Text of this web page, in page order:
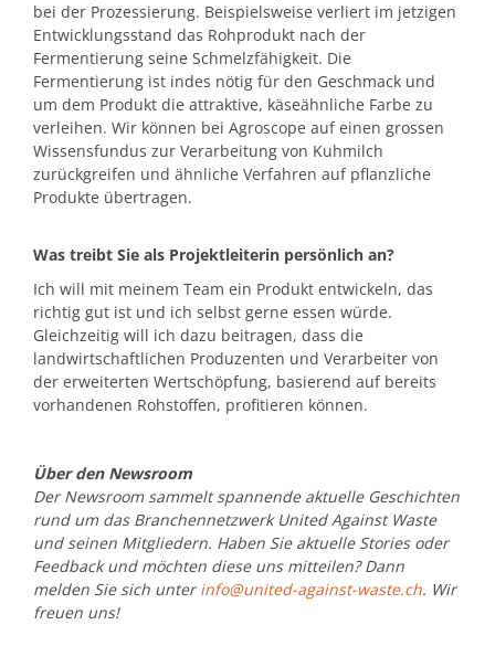
bei der Prozessierung. Beispielsweise verliert im jetzigen
Entwicklungsstand das Rohprodukt nach der
Fermentierung seine Schmelzfähigkeit. Die
Fermentierung ist indes nötig für den Geschmack und
um dem Produkt die attraktive, käseähnliche Farbe zu
verleihen. Wir können bei Agroscope auf einen grossen
Wissensfundus zur Verarbeitung von Kuhmilch
zurückgreifen und ähnliche Verfahren auf pflanzliche
Produkte übertragen.
Was treibt Sie als Projektleiterin persönlich an?
Ich will mit meinem Team ein Produkt entwickeln, das
richtig gut ist und ich selbst gerne essen würde.
Gleichzeitig will ich dazu beitragen, dass die
landwirtschaftlichen Produzenten und Verarbeiter von
der erweiterten Wertschöpfung, basierend auf bereits
vorhandenen Rohstoffen, profitieren können.
Über den Newsroom
Der Newsroom sammelt spannende aktuelle Geschichten
rund um das Branchennetzwerk United Against Waste
und seinen Mitgliedern. Haben Sie aktuelle Stories oder
Feedback und möchten diese uns mitteilen? Dann
melden Sie sich unterinfo@united-against-waste.ch. Wir
freuen uns!